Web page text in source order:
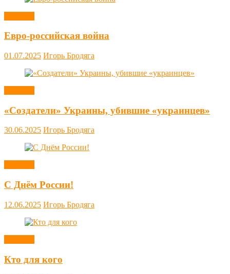
Евро-российская война
01.07.2025 Игорь Бродяга
«Создатели» Украины, убившие «украинцев»
30.06.2025 Игорь Бродяга
С Днём России!
12.06.2025 Игорь Бродяга
Кто для кого